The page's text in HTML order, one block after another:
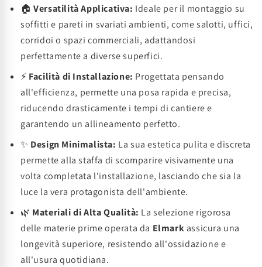
🏠Versatilità Applicativa: Ideale per il montaggio su
soffitti e pareti in svariati ambienti, come salotti, uffici,
corridoi o spazi commerciali, adattandosi
perfettamente a diverse superfici.
⚡ Facilità di Installazione: Progettata pensando
all'efficienza, permette una posa rapida e precisa,
riducendo drasticamente i tempi di cantiere e
garantendo un allineamento perfetto.
✨ Design Minimalista: La sua estetica pulita e discreta
permette alla staffa di scomparire visivamente una
volta completata l'installazione, lasciando che sia la
luce la vera protagonista dell'ambiente.
🌿 Materiali di Alta Qualità: La selezione rigorosa
delle materie prime operata da Elmark assicura una
longevità superiore, resistendo all'ossidazione e
all'usura quotidiana.